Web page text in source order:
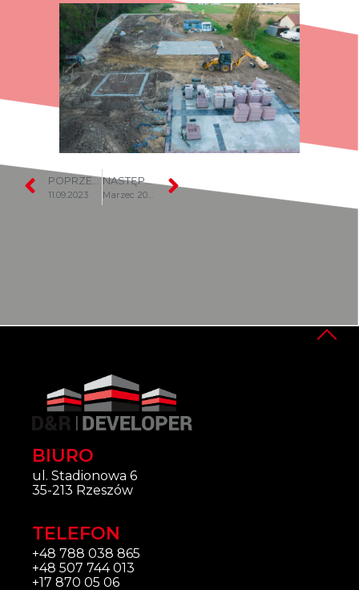
POPRZEDNI
11.09.2023
NASTĘPNY
Marzec 2024
BIURO
ul. Stadionowa 6
35-213 Rzeszów
TELEFON
+48 788 038 865
+48 507 744 013
+17 870 05 06